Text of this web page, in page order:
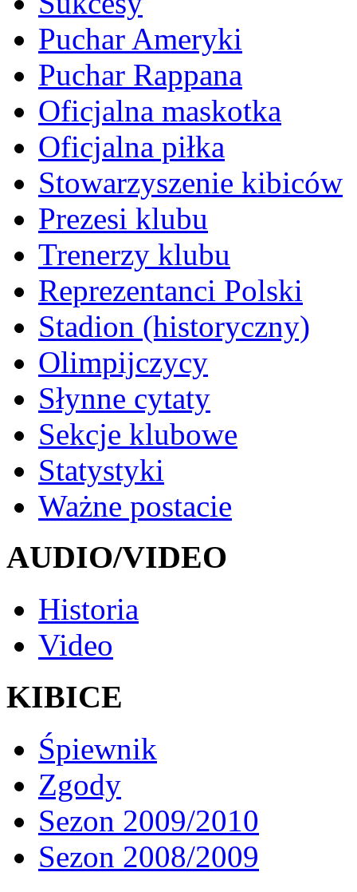
Puchar Ameryki
Puchar Rappana
Oficjalna maskotka
Oficjalna piłka
Stowarzyszenie kibiców
Prezesi klubu
Trenerzy klubu
Reprezentanci Polski
Stadion (historyczny)
Olimpijczycy
Słynne cytaty
Sekcje klubowe
Statystyki
Ważne postacie
AUDIO/VIDEO
Historia
Video
KIBICE
Śpiewnik
Zgody
Sezon 2009/2010
Sezon 2008/2009